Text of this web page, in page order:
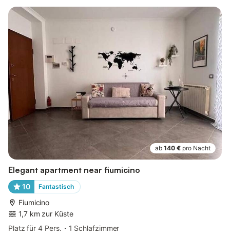
ab 140 € pro Nacht
Elegant apartment near fiumicino
10 Fantastisch
Fiumicino
1,7 km zur Küste
Platz für 4 Pers.
1 Schlafzimmer